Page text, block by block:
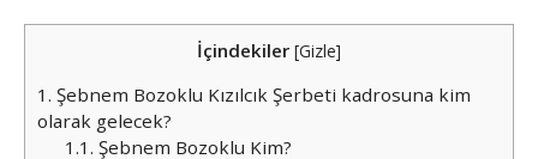
İçindekiler [Gizle]
1. Şebnem Bozoklu Kızılcık Şerbeti kadrosuna kim
olarak gelecek?
1.1. Şebnem Bozoklu Kim?